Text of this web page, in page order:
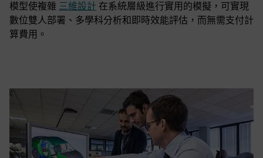
模型使複雜 三維設計 在系統層級進行實用的模擬，可實現
數位雙人部署、多學科分析和即時效能評估，而無需支付計
算費用。